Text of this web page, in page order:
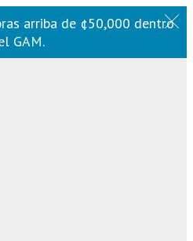
arriba de ¢50,000 dentro
GAM.